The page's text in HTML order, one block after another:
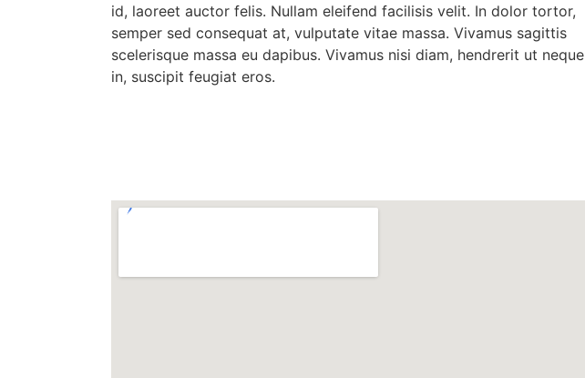
id, laoreet auctor felis. Nullam eleifend facilisis velit. In dolor tortor,
semper sed consequat at, vulputate vitae massa. Vivamus sagittis
scelerisque massa eu dapibus. Vivamus nisi diam, hendrerit ut neque
in, suscipit feugiat eros.